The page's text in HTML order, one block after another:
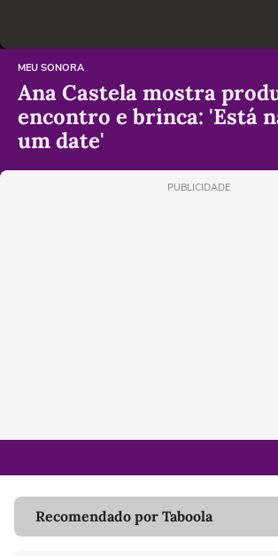
MEU SONORA
Ana Castela mostra
encontro e brinca: 'Está
um date'
PUBLICIDADE
Recomendado por Taboola